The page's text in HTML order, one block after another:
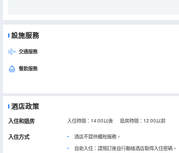
設施服務
交通服務
餐飲服務
酒店政策
入住和退房 入住時間：14:00以後 退房時間：12:00以前
入住方式
酒店不提供櫃枱服務。
自助入住：請預訂後自行聯絡酒店取得入住密碼。